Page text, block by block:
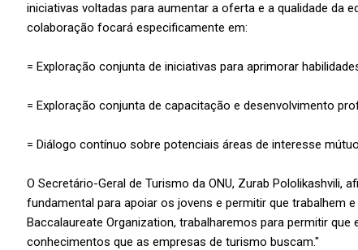
iniciativas voltadas para aumentar a oferta e a qualidade da
colaboração focará especificamente em:
= Exploração conjunta de iniciativas para aprimorar
= Exploração conjunta de capacitação e desenvolvimento
= Diálogo contínuo sobre potenciais áreas de interesse
O Secretário-Geral de Turismo da ONU, Zurab Pololikashvili,
fundamental para apoiar os jovens e permitir que trabalhem
Baccalaureate Organization, trabalharemos para permitir
conhecimentos que as empresas de turismo buscam."